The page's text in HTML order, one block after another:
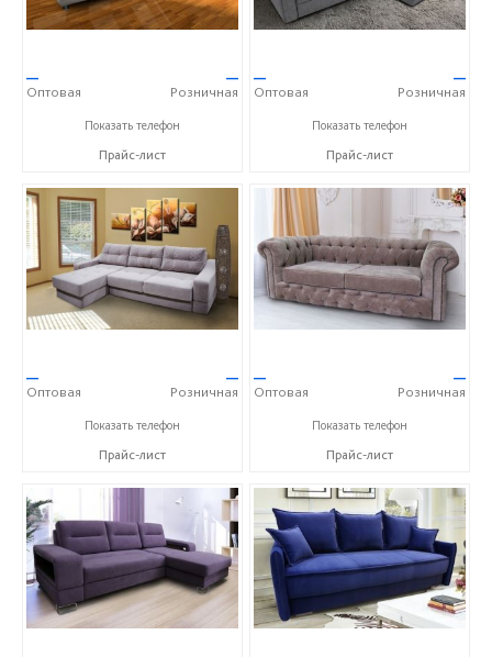
—
Оптовая
—
Розничная
+7 (3522) 25-72-27
Показать телефон
Прайс-лист
—
Оптовая
—
Розничная
+7 (3522) 25-72-27
Показать телефон
Прайс-лист
—
Оптовая
—
Розничная
+7 (3522) 25-72-27
Показать телефон
Прайс-лист
—
Оптовая
—
Розничная
+7 (3522) 25-72-27
Показать телефон
Прайс-лист